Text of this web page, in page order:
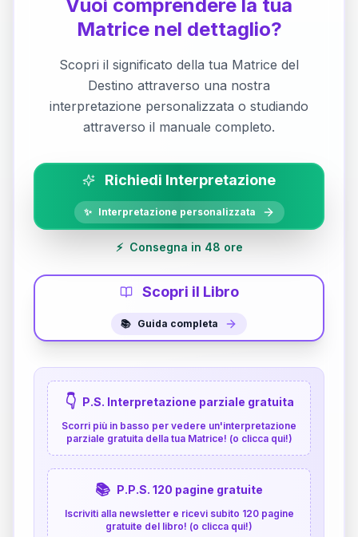
Vuoi comprendere la tua
Matrice nel dettaglio?
Scopri il significato della tua Matrice del
Destino attraverso una nostra
interpretazione personalizzata o studiando
attraverso il manuale completo.
Richiedi Interpretazione
✨ Interpretazione personalizzata
⚡ Consegna in 48 ore
Scopri il Libro
📚 Guida completa
👇 P.S. Interpretazione parziale gratuita
Scorri più in basso per vedere un'interpretazione
parziale gratuita della tua Matrice! (o clicca qui!)
📚 P.P.S. 120 pagine gratuite
Iscriviti alla newsletter e ricevi subito 120 pagine
gratuite del libro! (o clicca qui!)